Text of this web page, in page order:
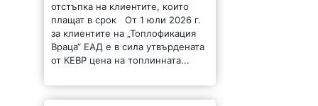
отстъпка на клиентите, които
плащат в срок От 1 юли 2026 г.
за клиентите на „Топлофикация
Враца“ ЕАД е в сила утвърдената
от КЕВР цена на топлинната...